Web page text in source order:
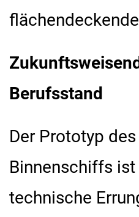
Berufsstand
Der Prototyp
Binnenschiffs
technische